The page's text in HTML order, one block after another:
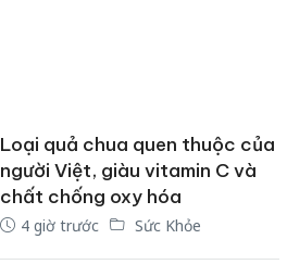
Loại quả chua quen thuộc của
người Việt, giàu vitamin C và
chất chống oxy hóa
4 giờ trước Sức Khỏe